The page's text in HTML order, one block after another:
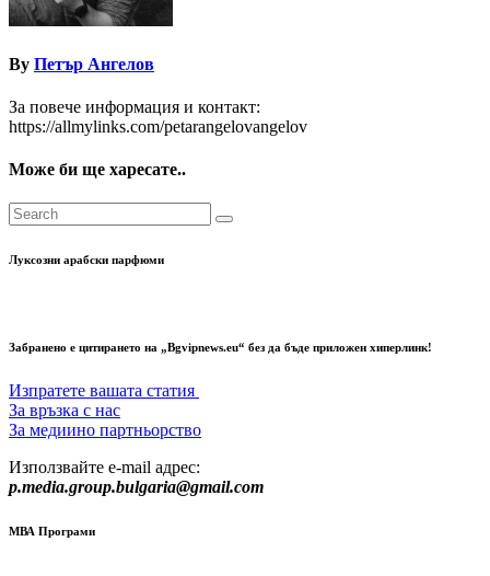
By Петър Ангелов
За повече информация и контакт:
https://allmylinks.com/petarangelovangelov
Може би ще харесате..
Луксозни арабски парфюми
Забранено е цитирането на „Bgvipnews.eu“ без да бъде приложен хиперлинк!
Изпратете вашата статия
За връзка с нас
За медиино партньорство
Използвайте e-mail адрес:
p.media.group.bulgaria@gmail.com
МВА Програми